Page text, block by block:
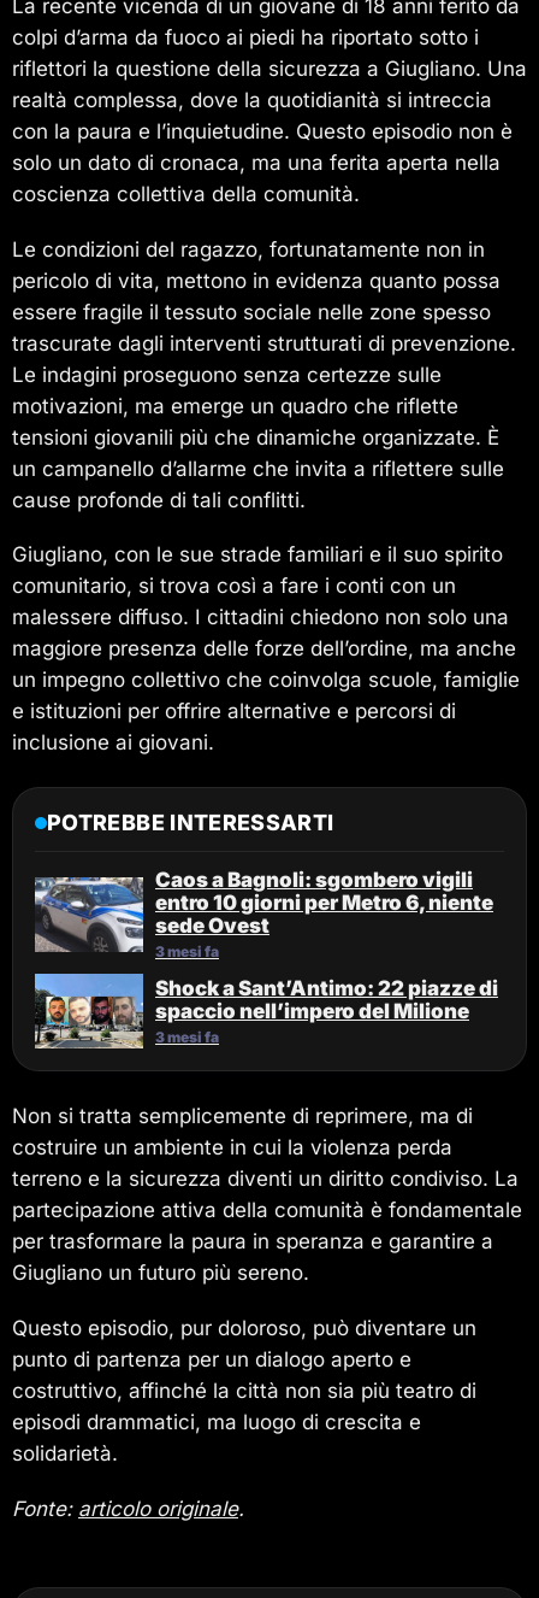
La recente vicenda di un giovane di 18 anni ferito da
colpi d’arma da fuoco ai piedi ha riportato sotto i
riflettori la questione della sicurezza a Giugliano. Una
realtà complessa, dove la quotidianità si intreccia
con la paura e l’inquietudine. Questo episodio non è
solo un dato di cronaca, ma una ferita aperta nella
coscienza collettiva della comunità.
Le condizioni del ragazzo, fortunatamente non in
pericolo di vita, mettono in evidenza quanto possa
essere fragile il tessuto sociale nelle zone spesso
trascurate dagli interventi strutturati di prevenzione.
Le indagini proseguono senza certezze sulle
motivazioni, ma emerge un quadro che riflette
tensioni giovanili più che dinamiche organizzate. È
un campanello d’allarme che invita a riflettere sulle
cause profonde di tali conflitti.
Giugliano, con le sue strade familiari e il suo spirito
comunitario, si trova così a fare i conti con un
malessere diffuso. I cittadini chiedono non solo una
maggiore presenza delle forze dell’ordine, ma anche
un impegno collettivo che coinvolga scuole, famiglie
e istituzioni per offrire alternative e percorsi di
inclusione ai giovani.
POTREBBE INTERESSARTI
Caos a Bagnoli: sgombero vigili
entro 10 giorni per Metro 6, niente
sede Ovest
3 mesi fa
Shock a Sant’Antimo: 22 piazze di
spaccio nell’impero del Milione
3 mesi fa
Non si tratta semplicemente di reprimere, ma di
costruire un ambiente in cui la violenza perda
terreno e la sicurezza diventi un diritto condiviso. La
partecipazione attiva della comunità è fondamentale
per trasformare la paura in speranza e garantire a
Giugliano un futuro più sereno.
Questo episodio, pur doloroso, può diventare un
punto di partenza per un dialogo aperto e
costruttivo, affinché la città non sia più teatro di
episodi drammatici, ma luogo di crescita e
solidarietà.
Fonte: articolo originale.